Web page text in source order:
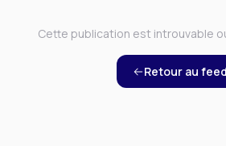
Cette publication est introuvable
Retour au feed